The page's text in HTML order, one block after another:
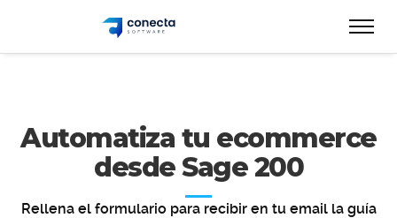
Automatiza tu ecommerce
desde Sage 200
Rellena el formulario para recibir en tu email la guía